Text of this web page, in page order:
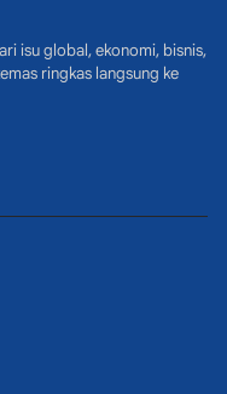
isu global, ekonomi, bisnis,
ringkas langsung ke